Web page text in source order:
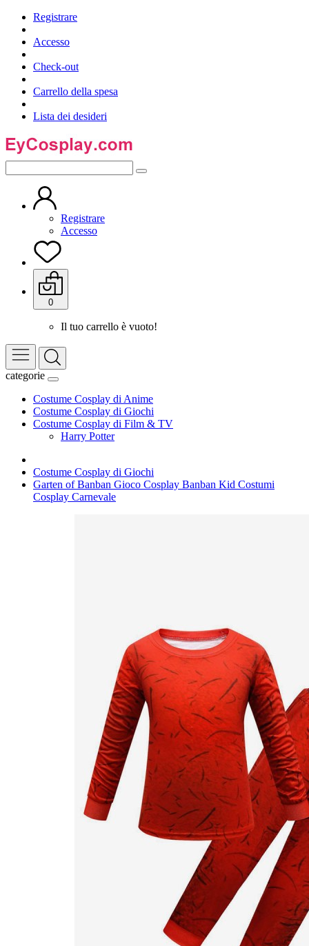
Registrare
Accesso
Check-out
Carrello della spesa
Lista dei desideri
Registrare
Accesso
0
Il tuo carrello è vuoto!
categorie
Costume Cosplay di Anime
Costume Cosplay di Giochi
Costume Cosplay di Film & TV
Harry Potter
Costume Cosplay di Giochi
Garten of Banban Gioco Cosplay Banban Kid Costumi
Cosplay Carnevale